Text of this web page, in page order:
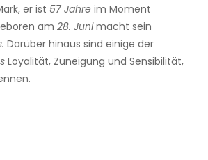
er ist 57 Jahre im Moment
am 28. Junimacht sein
Darüber hinaus sind einige der
Loyalität, Zuneigung und Sensibilität,